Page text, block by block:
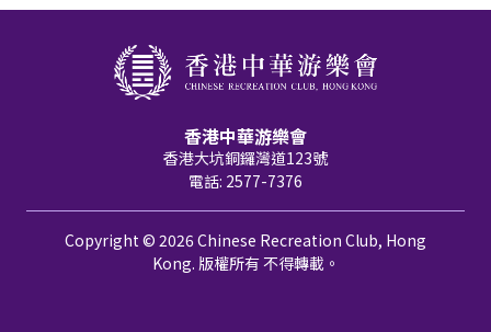
香港中華游樂會
香港大坑銅鑼灣道123號
電話: 2577-7376
Copyright © 2026 Chinese Recreation Club, Hong
Kong. 版權所有 不得轉載。